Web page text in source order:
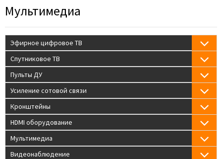
Мультимедиа
Эфирное цифровое ТВ
Спутниковое ТВ
Пульты ДУ
Усиление сотовой связи
Кронштейны
HDMI оборудование
Мультимедиа
Видеонаблюдение